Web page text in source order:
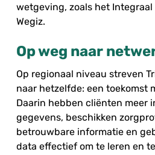
wetgeving, zoals het Integraal
Wegiz.
Op weg naar
Op regionaal niveau streven
naar hetzelfde: een toekomst
Daarin hebben cliënten meer
gegevens, beschikken
betrouwbare informatie en
data effectief om te leren en